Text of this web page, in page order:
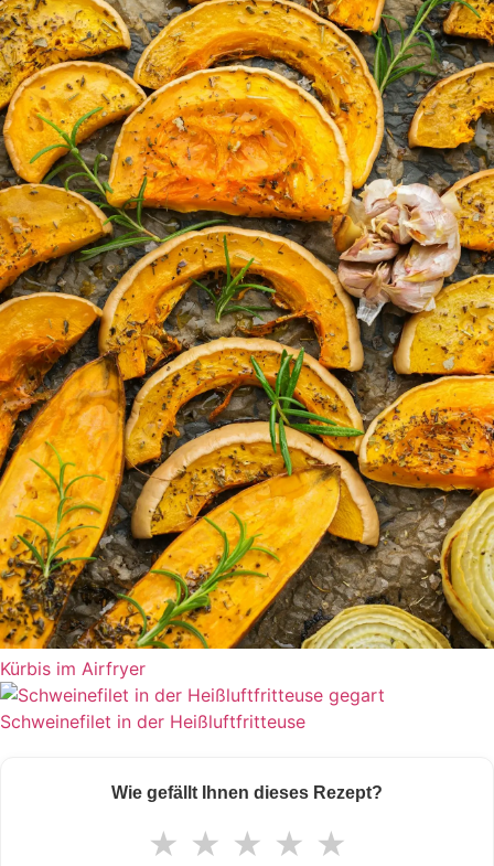
Kürbis im Airfryer
Schweinefilet in der Heißluftfritteuse
Wie gefällt Ihnen dieses Rezept?
★ ★ ★ ★ ★